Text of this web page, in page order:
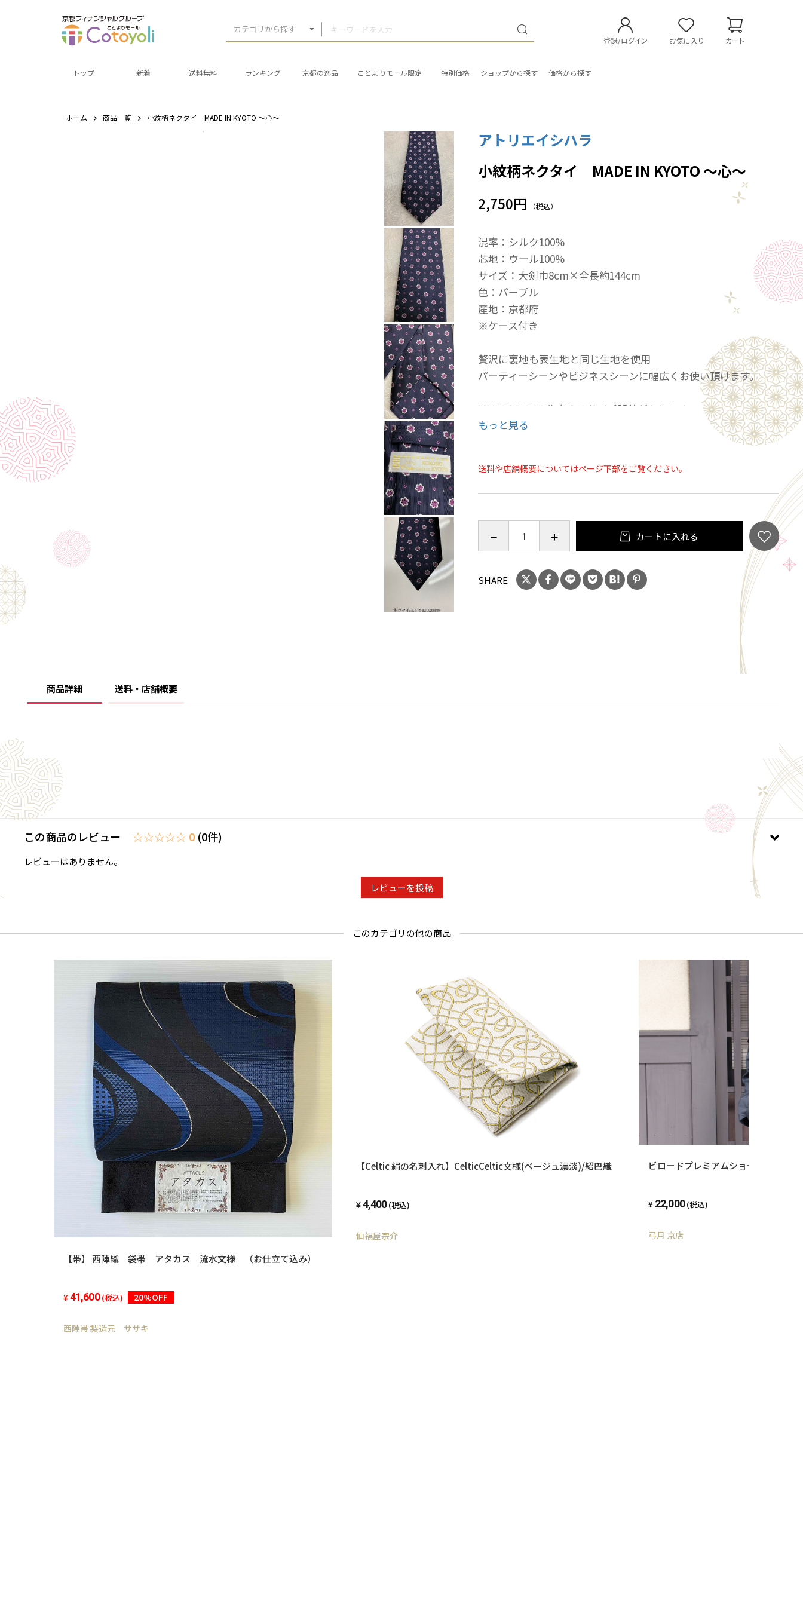
カテゴリから探す
登録/ログイン お気に入り カート
トップ 新着 送料無料 ランキング 京都の逸品 ことよりモール限定 特別価格 ショップから探す 価格から探す
ホーム 商品一覧 小紋柄ネクタイ MADE IN KYOTO 〜心〜
アトリエイシハラ
小紋柄ネクタイ MADE IN KYOTO 〜心〜
2,750円 （税込）
混率：シルク100%
芯地：ウール100%
サイズ：大剣巾8cm×全長約144cm
色：パープル
産地：京都府
※ケース付き
贅沢に裏地も表生地と同じ生地を使用
パーティーシーンやビジネスシーンに幅広くお使い頂けます。
HAND MADEの為多少のサイズ誤差があります。
シルク製品は非常にデリケートな為、引っ掛かり、色落ち等ご注
現物と写真の多少色が違う場合がございます。
もっと見る
送料や店舗概要についてはページ下部をご覧ください。
カートに入れる
SHARE
商品詳細 送料・店舗概要
この商品のレビュー ☆☆☆☆☆ 0 (0件)
レビューはありません。
レビューを投稿
このカテゴリの他の商品
【帯】 西陣織 袋帯 アタカス 流水文様 （お仕立て込み）
41,600 (税込) 20%OFF
西陣帯 製造元 ササキ
【Celtic 絹の名刺入れ】CelticCeltic文様(ベージュ濃淡)/紹巴織
4,400 (税込)
仙福屋宗介
ビロードプレミアムショール 【送料
22,000 (税込)
弓月 京店